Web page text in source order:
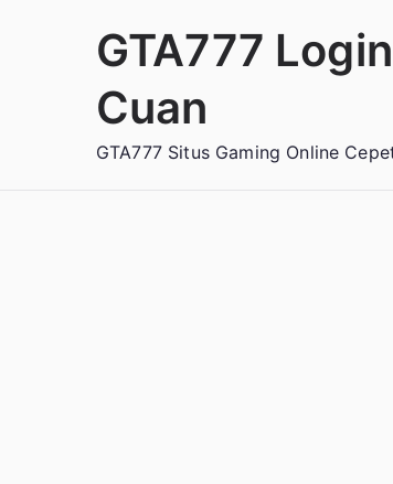
GTA777
Cuan
GTA777 Situs Gaming Online